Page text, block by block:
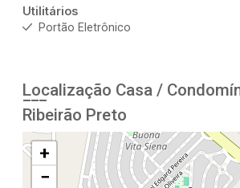
Utilitários
Portão Eletrônico
Localização Casa /
Ribeirão Preto
+
−